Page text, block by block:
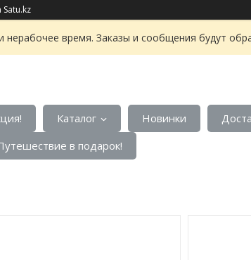
Satu.kz
нерабочее время. Заказы и сообщения будут
Каталог Новинки
в подарок!